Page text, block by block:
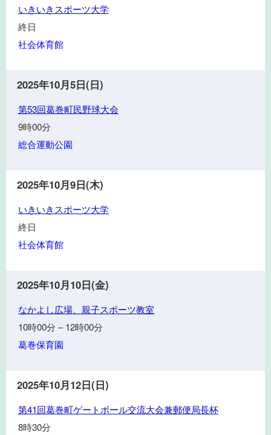
い
き
い
き
ポ
ツ
大
いきいきスポーツ大学
終日
社会体育館
2025年10月5日(日)
第
葛
町
野
球
会
第53回葛巻町民野球大会
9時00分
総合運動公園
2025年10月9日(木)
い
き
い
き
ポ
ツ
大
いきいきスポーツ大学
終日
社会体育館
2025年10月10日(金)
な
か
し
場、
子
ス
なかよし広場、親子スポーツ教室
10時00分 – 12時00分
葛巻保育園
2025年10月12日(日)
第
41
第41回葛巻町ゲートボール交流大会兼郵便局長杯
8時30分